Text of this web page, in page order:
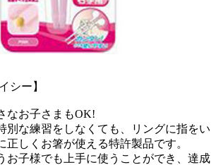
シー】
なお子さまもOK!
別な練習をしなくても、リングに指をい
正しくお箸が使える特許製品です。
お子様でも上手に使うことができ、達成